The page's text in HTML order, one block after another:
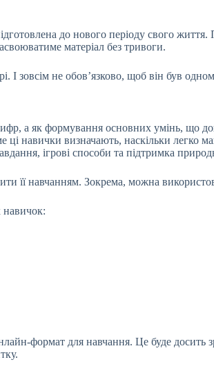
до нового періоду свого
матеріал без тривоги.
І зовсім не обов’язково, щоб він був
а як формування основних умінь, що
навички визначають, наскільки легко
ігрові способи та підтримка
її навчанням. Зокрема, можна
формат для навчання. Це буде досить